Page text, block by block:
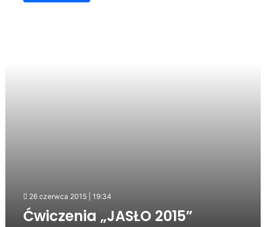
26 czerwca 2015 | 19:34
Ćwiczenia „JASŁO 2015”